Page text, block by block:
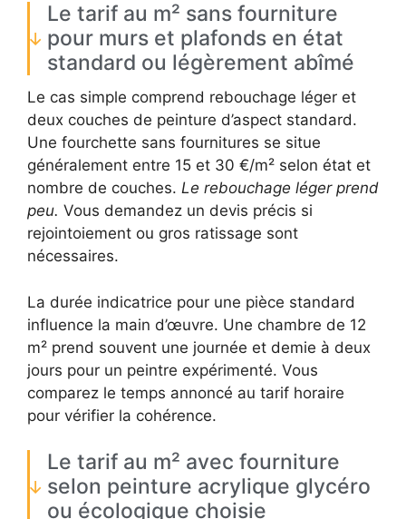
Le tarif au m² sans fourniture
pour murs et plafonds en état
standard ou légèrement abîmé
Le cas simple comprend rebouchage léger et
deux couches de peinture d’aspect standard.
Une fourchette sans fournitures se situe
généralement entre 15 et 30 €/m² selon état et
nombre de couches. Le rebouchage léger prend
peu. Vous demandez un devis précis si
rejointoiement ou gros ratissage sont
nécessaires.
La durée indicatrice pour une pièce standard
influence la main d’œuvre. Une chambre de 12
m² prend souvent une journée et demie à deux
jours pour un peintre expérimenté. Vous
comparez le temps annoncé au tarif horaire
pour vérifier la cohérence.
Le tarif au m² avec fourniture
selon peinture acrylique glycéro
ou écologique choisie